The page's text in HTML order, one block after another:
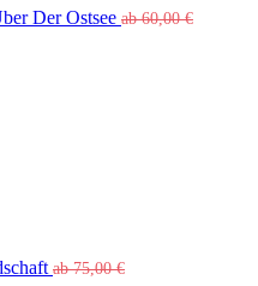
Der Ostsee ab60,00€
ab75,00€